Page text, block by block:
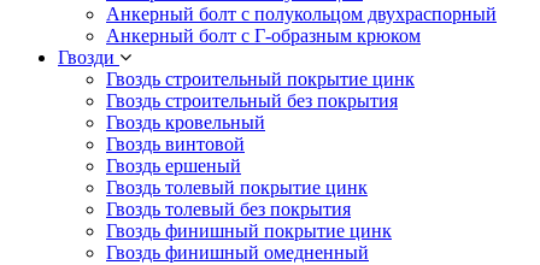
Анкерный болт с полукольцом двухраспорный
Анкерный болт с Г-образным крюком
Гвозди
Гвоздь строительный покрытие цинк
Гвоздь строительный без покрытия
Гвоздь кровельный
Гвоздь винтовой
Гвоздь ершеный
Гвоздь толевый покрытие цинк
Гвоздь толевый без покрытия
Гвоздь финишный покрытие цинк
Гвоздь финишный омедненный